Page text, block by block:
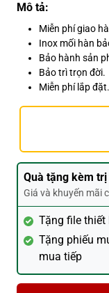
Mô tả:
Miễn phí giao
Inox mối hàn
Bảo hành sản
Bảo trì trọn đời.
Miễn phí lắp đặt.
Quà tặng kèm
Giá và khuyến mãi
Tặng file thiết
Tặng phiếu
mua tiếp